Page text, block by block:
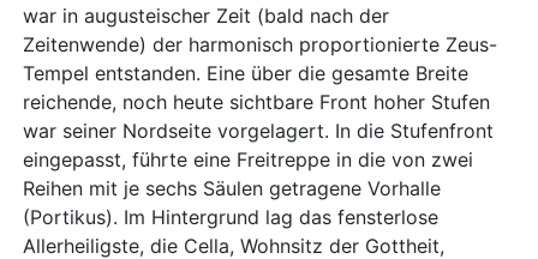
war in augusteischer Zeit (bald nach der
Zeitenwende) der harmonisch proportionierte Zeus-
Tempel entstanden. Eine über die gesamte Breite
reichende, noch heute sichtbare Front hoher Stufen
war seiner Nordseite vorgelagert. In die Stufenfront
eingepasst, führte eine Freitreppe in die von zwei
Reihen mit je sechs Säulen getragene Vorhalle
(Portikus). Im Hintergrund lag das fensterlose
Allerheiligste, die Cella, Wohnsitz der Gottheit,